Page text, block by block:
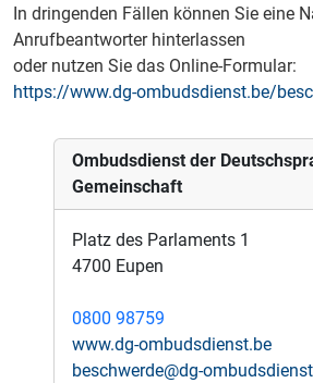
In dringenden Fällen können Sie eine
Anrufbeantworter hinterlassen
oder nutzen Sie das Online-Formular:
https://www.dg-ombudsdienst.be/
Ombudsdienst der
Gemeinschaft
Platz des Parlaments 1
4700 Eupen
0800 98759
www.dg-ombudsdienst.be
beschwerde@dg-